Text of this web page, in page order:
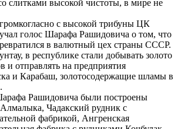
слитками высокой чистоты, в мире не
с высокой трибуны ЦК
голос Шарафа Рашидовича о том, что
в валютный цех страны СССР.
в республике стали добывать золото
и отправлять на предприятия
и Карабаш, золотосодержащие шламы в
Рашидовича были построены
Чадакский рудник с
фабрикой, Ангренская